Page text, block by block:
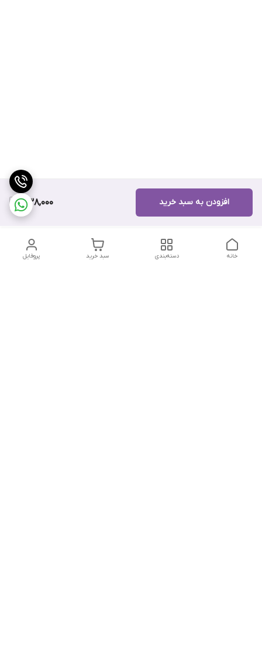
338,000 افزودن به سبد خرید
پروفایل سبد خرید دسته‌بندی خانه